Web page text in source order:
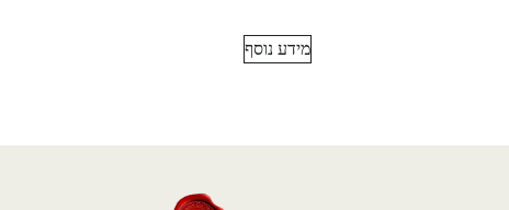
מידע נוסף